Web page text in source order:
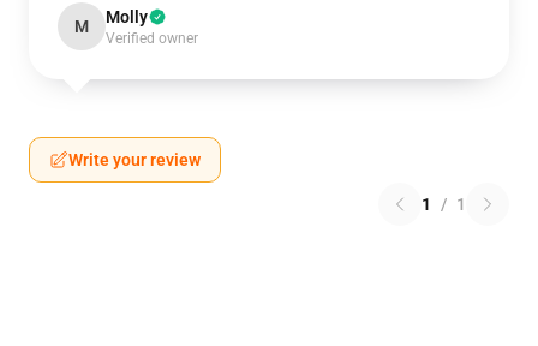
M Molly
Verified owner
Write your review
1 / 1